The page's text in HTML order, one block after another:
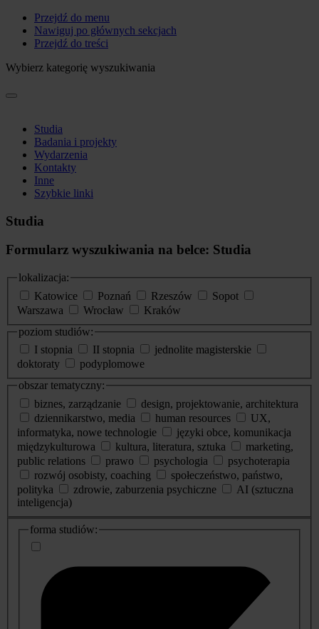
Przejdź do menu
Nawiguj po głównych sekcjach
Przejdź do treści
Wybierz kategorię wyszukiwania
Studia
Badania i projekty
Wydarzenia
Kontakty
Inne
Szybkie linki
Studia
Formularz wyszukiwania na belce: Studia
lokalizacja:
Katowice
Poznań Rzeszów
Sopot
Warszawa
Wrocław
Kraków
poziom studiów:
I stopnia
II stopnia
jednolite magisterskie
doktoraty
podyplomowe
obszar tematyczny:
biznes, zarządzanie
design, projektowanie, architektura
dziennikarstwo, media
human resources
UX,
informatyka, nowe technologie
języki obce, komunikacja
międzykulturowa
kultura, literatura, sztuka
marketing,
public relations
prawo psychologia
psychoterapia
rozwój osobisty, coaching
społeczeństwo, państwo,
polityka
zdrowie, zaburzenia psychiczne
AI (sztuczna
inteligencja)
dodatkowe
informacje
forma studiów: